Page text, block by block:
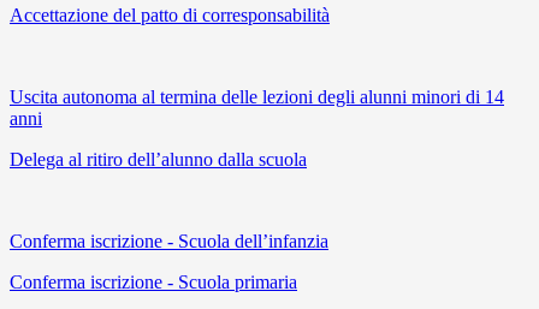
Accettazione del patto di corresponsabilità
Uscita autonoma al termina delle lezioni degli alunni minori di 14
anni
Delega al ritiro dell’alunno dalla scuola
Conferma iscrizione - Scuola dell’infanzia
Conferma iscrizione - Scuola primaria